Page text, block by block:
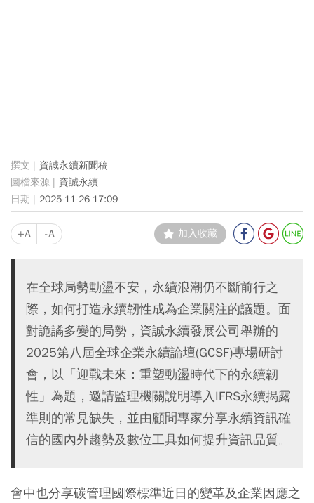
資誠永續新聞稿
資誠永續
2025-11-26 17:09
+A -A 加入收藏
在全球局勢動盪不安，永續浪潮仍不斷前行之
際，如何打造永續韌性成為企業關注的議題。面
對詭譎多變的局勢，資誠永續發展公司舉辦的
2025第八屆全球企業永續論壇(GCSF)專場研討
會，以「迎戰未來：重塑動盪時代下的永續韌
性」為題，邀請監理機關說明導入IFRS永續揭露
準則的常見缺失，並由顧問專家分享永續資訊確
信的國內外趨勢及數位工具如何提升資訊品質。
會中也分享碳管理國際標準近日的變革及企業因應之